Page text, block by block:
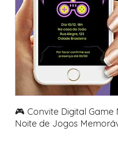
🎮 Convite Digital
Noite de Jogos